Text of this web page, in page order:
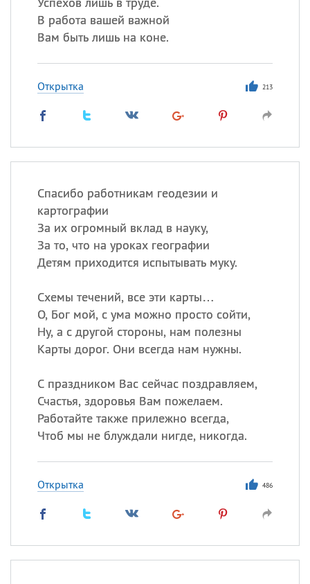
В работа вашей важной
Вам быть лишь на коне.
Открытка 213
Спасибо работникам геодезии и
картографии
За их огромный вклад в науку,
За то, что на уроках географии
Детям приходится испытывать муку.
Схемы течений, все эти карты…
О, Бог мой, с ума можно просто сойти,
Ну, а с другой стороны, нам полезны
Карты дорог. Они всегда нам нужны.
С праздником Вас сейчас поздравляем,
Счастья, здоровья Вам пожелаем.
Работайте также прилежно всегда,
Чтоб мы не блуждали нигде, никогда.
Открытка 486